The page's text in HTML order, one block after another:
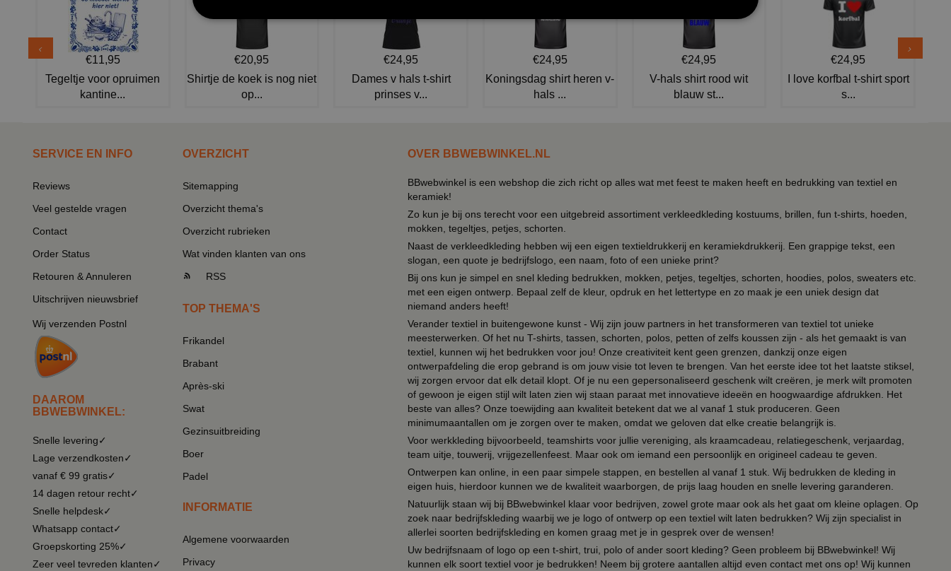
€11,95
Tegeltje voor opruimen
kantine...
€20,95
Shirtje de koek is nog niet
op...
€24,95
Dames v hals t-shirt
prinses v...
€24,95
Koningsdag shirt heren v-
hals ...
€24,95
V-hals shirt rood wit
blauw st...
€24,95
I love korfbal t-shirt sport
s...
SERVICE EN INFO
Reviews
Veel gestelde vragen
Contact
Order Status
Retouren & Annuleren
Uitschrijven nieuwsbrief
Wij verzenden Postnl
DAAROM
BBWEBWINKEL:
Snelle levering✓
Lage verzendkosten✓
vanaf € 99 gratis✓
14 dagen retour recht✓
Snelle helpdesk✓
Whatsapp contact✓
Groepskorting 25%✓
Zeer veel tevreden klanten✓
OVERZICHT
Sitemapping
Overzicht thema's
Overzicht rubrieken
Wat vinden klanten van ons
RSS
TOP THEMA'S
Frikandel
Brabant
Après-ski
Swat
Gezinsuitbreiding
Boer
Padel
INFORMATIE
Algemene voorwaarden
Privacy
OVER BBWEBWINKEL.NL
BBwebwinkel is een webshop die zich richt op alles wat met feest te maken heeft en bedrukking van textiel en
keramiek!
Zo kun je bij ons terecht voor een uitgebreid assortiment verkleedkleding kostuums, brillen, fun t-shirts, hoeden,
mokken, tegeltjes, petjes, schorten.
Naast de verkleedkleding hebben wij een eigen textieldrukkerij en keramiekdrukkerij. Een grappige tekst, een
slogan, een quote je bedrijfslogo, een naam, foto of een unieke print?
Bij ons kun je simpel en snel kleding bedrukken, mokken, petjes, tegeltjes, schorten, hoodies, polos, sweaters etc.
met een eigen ontwerp. Bepaal zelf de kleur, opdruk en het lettertype en zo maak je een uniek design dat
niemand anders heeft!
Verander textiel in buitengewone kunst - Wij zijn jouw partners in het transformeren van textiel tot unieke
meesterwerken. Of het nu T-shirts, tassen, schorten, polos, petten of zelfs koussen zijn - als het gemaakt is van
textiel, kunnen wij het bedrukken voor jou! Onze creativiteit kent geen grenzen, dankzij onze eigen
ontwerpafdeling die erop gebrand is om jouw visie tot leven te brengen. Van het eerste idee tot het laatste stiksel,
wij zorgen ervoor dat elk detail klopt. Of je nu een gepersonaliseerd geschenk wilt creëren, je merk wilt promoten
of gewoon je eigen stijl wilt laten zien wij staan paraat met innovatieve ideeën en hoogwaardige afdrukken. Het
beste van alles? Onze toewijding aan kwaliteit betekent dat we al vanaf 1 stuk produceren. Geen
minimumaantallen om je zorgen over te maken, omdat we geloven dat elke creatie belangrijk is.
Voor werkkleding bijvoorbeeld, teamshirts voor jullie vereniging, als kraamcadeau, relatiegeschenk, verjaardag,
team uitje, touwerij, vrijgezellenfeest. Maar ook om iemand een persoonlijk en origineel cadeau te geven.
Ontwerpen kan online, in een paar simpele stappen, en bestellen al vanaf 1 stuk. Wij bedrukken de kleding in
eigen huis, hierdoor kunnen we de kwaliteit waarborgen, de prijs laag houden en snelle levering garanderen.
Natuurlijk staan wij bij BBwebwinkel klaar voor bedrijven, zowel grote maar ook als het gaat om kleine oplagen. Op
zoek naar bedrijfskleding waarbij we je logo of ontwerp op een textiel wilt laten bedrukken? Wij zijn specialist in
allerlei soorten bedrijfskleding en komen graag met je in gesprek over de wensen!
Uw bedrijfsnaam of logo op een t-shirt, trui, polo of ander soort kleding? Geen probleem bij BBwebwinkel! Wij
kunnen elk soort textiel voor je bedrukken! Neem bij grotere aantallen altijd even contact met ons op! Wij kunnen